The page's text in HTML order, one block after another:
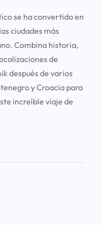
se ha convertido en
ciudades más
Combina historia,
de
después de varios
y Croacia para
increíble viaje de